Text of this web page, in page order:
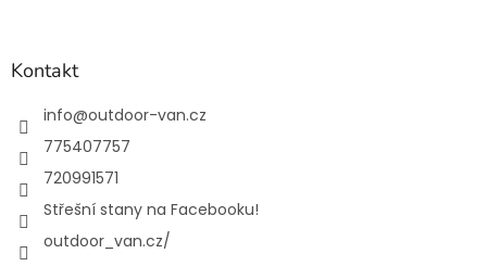
Kontakt
info@outdoor-van.cz
775407757
720991571
Střešní stany na Facebooku!
outdoor_van.cz/